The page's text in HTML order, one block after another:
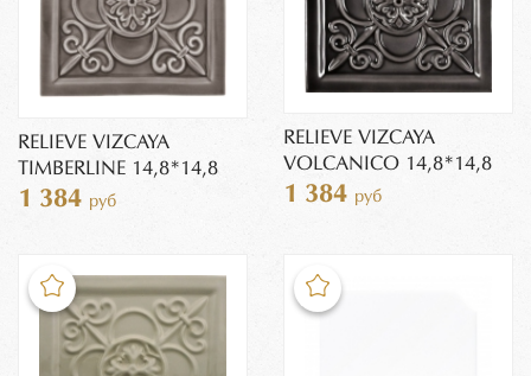
RELIEVE VIZCAYA
TIMBERLINE 14,8*14,8
1 384 руб
RELIEVE VIZCAYA
VOLCANICO 14,8*14,8
1 384 руб